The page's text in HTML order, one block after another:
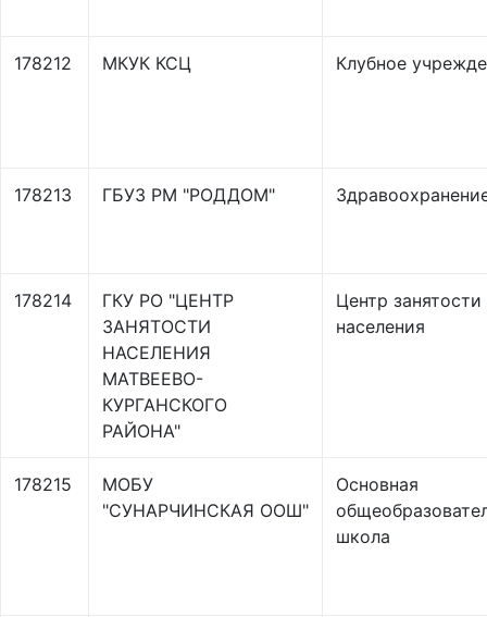
178212 МКУК КСЦ Клубное
178213 ГБУЗ РМ "РОДДОМ"
178214
ГКУ РО "ЦЕНТР
ЗАНЯТОСТИ
НАСЕЛЕНИЯ
МАТВЕЕВО-
КУРГАНСКОГО
РАЙОНА"
Центр занятости
населения
178215
МОБУ
"СУНАРЧИНСКАЯ ООШ"
Основная
школа